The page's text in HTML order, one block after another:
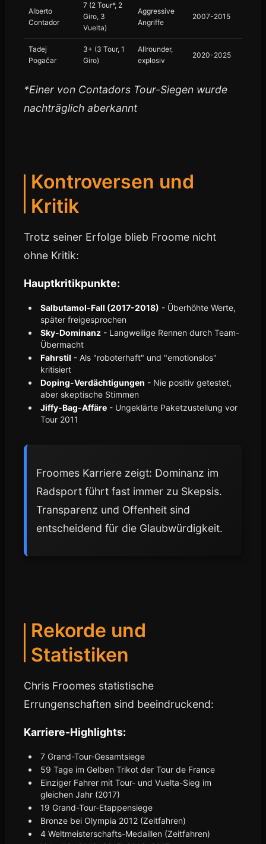
Alberto
Contador
7 (2 Tour*, 2
Giro, 3
Vuelta)
Aggressive
Angriffe
2007-2015
Tadej
Pogačar
3+ (3 Tour, 1
Giro)
Allrounder,
explosiv
2020-2025
*Einer von Contadors Tour-Siegen wurde
nachträglich aberkannt
Kontroversen und
Kritik
Trotz seiner Erfolge blieb Froome nicht
ohne Kritik:
Hauptkritikpunkte:
Salbutamol-Fall (2017-2018) - Überhöhte Werte,
später freigesprochen
Sky-Dominanz - Langweilige Rennen durch Team-
Übermacht
Fahrstil - Als "roboterhaft" und "emotionslos"
kritisiert
Doping-Verdächtigungen - Nie positiv getestet,
aber skeptische Stimmen
Jiffy-Bag-Affäre - Ungeklärte Paketzustellung vor
Tour 2011
Froomes Karriere zeigt: Dominanz im
Radsport führt fast immer zu Skepsis.
Transparenz und Offenheit sind
entscheidend für die Glaubwürdigkeit.
Rekorde und
Statistiken
Chris Froomes statistische
Errungenschaften sind beeindruckend:
Karriere-Highlights:
7 Grand-Tour-Gesamtsiege
59 Tage im Gelben Trikot der Tour de France
Einziger Fahrer mit Tour- und Vuelta-Sieg im
gleichen Jahr (2017)
19 Grand-Tour-Etappensiege
Bronze bei Olympia 2012 (Zeitfahren)
4 Weltmeisterschafts-Medaillen (Zeitfahren)